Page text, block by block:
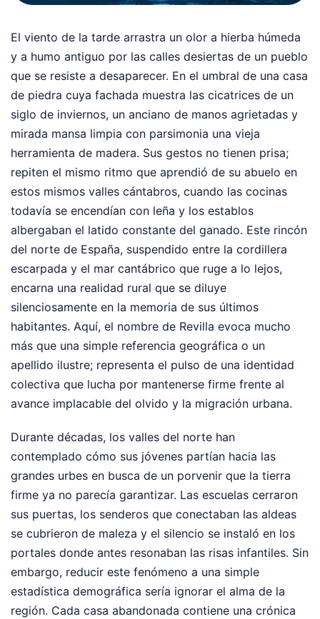
El viento de la tarde arrastra un olor a hierba húmeda
y a humo antiguo por las calles desiertas de un pueblo
que se resiste a desaparecer. En el umbral de una casa
de piedra cuya fachada muestra las cicatrices de un
siglo de inviernos, un anciano de manos agrietadas y
mirada mansa limpia con parsimonia una vieja
herramienta de madera. Sus gestos no tienen prisa;
repiten el mismo ritmo que aprendió de su abuelo en
estos mismos valles cántabros, cuando las cocinas
todavía se encendían con leña y los establos
albergaban el latido constante del ganado. Este rincón
del norte de España, suspendido entre la cordillera
escarpada y el mar cantábrico que ruge a lo lejos,
encarna una realidad rural que se diluye
silenciosamente en la memoria de sus últimos
habitantes. Aquí, el nombre de Revilla evoca mucho
más que una simple referencia geográfica o un
apellido ilustre; representa el pulso de una identidad
colectiva que lucha por mantenerse firme frente al
avance implacable del olvido y la migración urbana.
Durante décadas, los valles del norte han
contemplado cómo sus jóvenes partían hacia las
grandes urbes en busca de un porvenir que la tierra
firme ya no parecía garantizar. Las escuelas cerraron
sus puertas, los senderos que conectaban las aldeas
se cubrieron de maleza y el silencio se instaló en los
portales donde antes resonaban las risas infantiles. Sin
embargo, reducir este fenómeno a una simple
estadística demográfica sería ignorar el alma de la
región. Cada casa abandonada contiene una crónica